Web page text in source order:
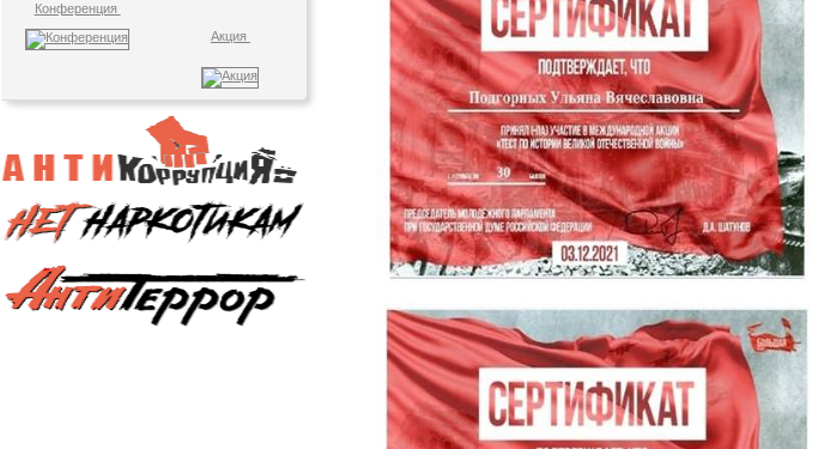
Конференция
Акция